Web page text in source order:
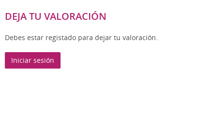
DEJA TU VALORACIÓN
Debes estar registado para dejar tu valoración.
Iniciar sesión